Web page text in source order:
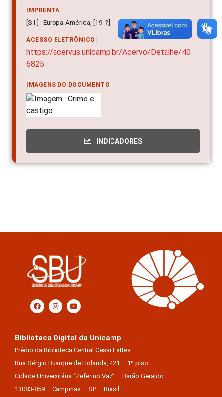
IMPRENTA
[S.l.] : Europa-América, [19-?]
ACESSO ELETRÔNICO:
https://acervus.unicamp.br/Acervo/Detalhe/40
6825
IMAGENS DO DOCUMENTO
INDICADORES
Biblioteca Digital da Unicamp
Prédio da Biblioteca Central Cesar Lattes
Rua Sérgio Buarque de Holanda, 421 – 1º piso
Cidade Universitária “Zeferino Vaz” – Barão Geraldo
13083-859 – Campinas – SP – Brasil